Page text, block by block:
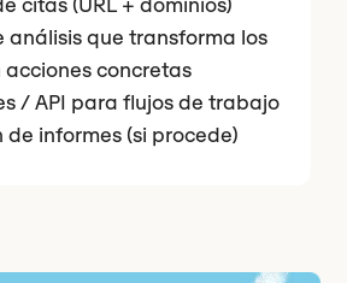
análisis que transforma los
acciones concretas
/ API para flujos de trabajo
informes (si procede)